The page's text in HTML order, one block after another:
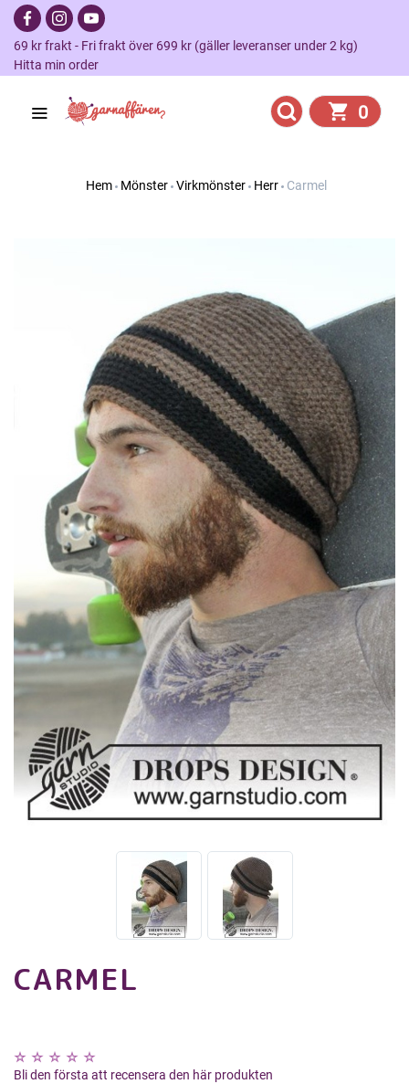
69 kr frakt - Fri frakt över 699 kr (gäller leveranser under 2 kg)
Hitta min order
0
Hem Mönster Virkmönster Herr Carmel
CARMEL
Bli den första att recensera den här produkten